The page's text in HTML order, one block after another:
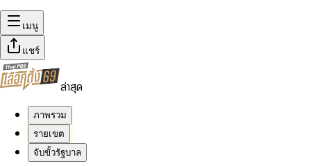
เมนู
แชร์
ล่าสุด
ภาพรวม
รายเขต
จับขั้วรัฐบาล